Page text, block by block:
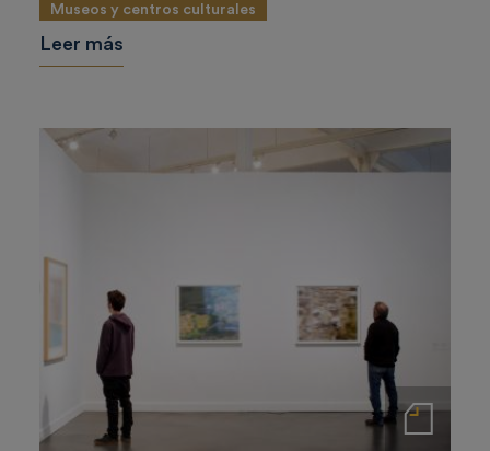
Museos y centros culturales
Leer más
Notas de prensa